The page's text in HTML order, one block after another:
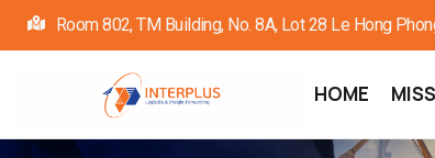
Skip
to
Room 802, TM Building, No. 8A, Lot 28 Le Hong
Main
HOME